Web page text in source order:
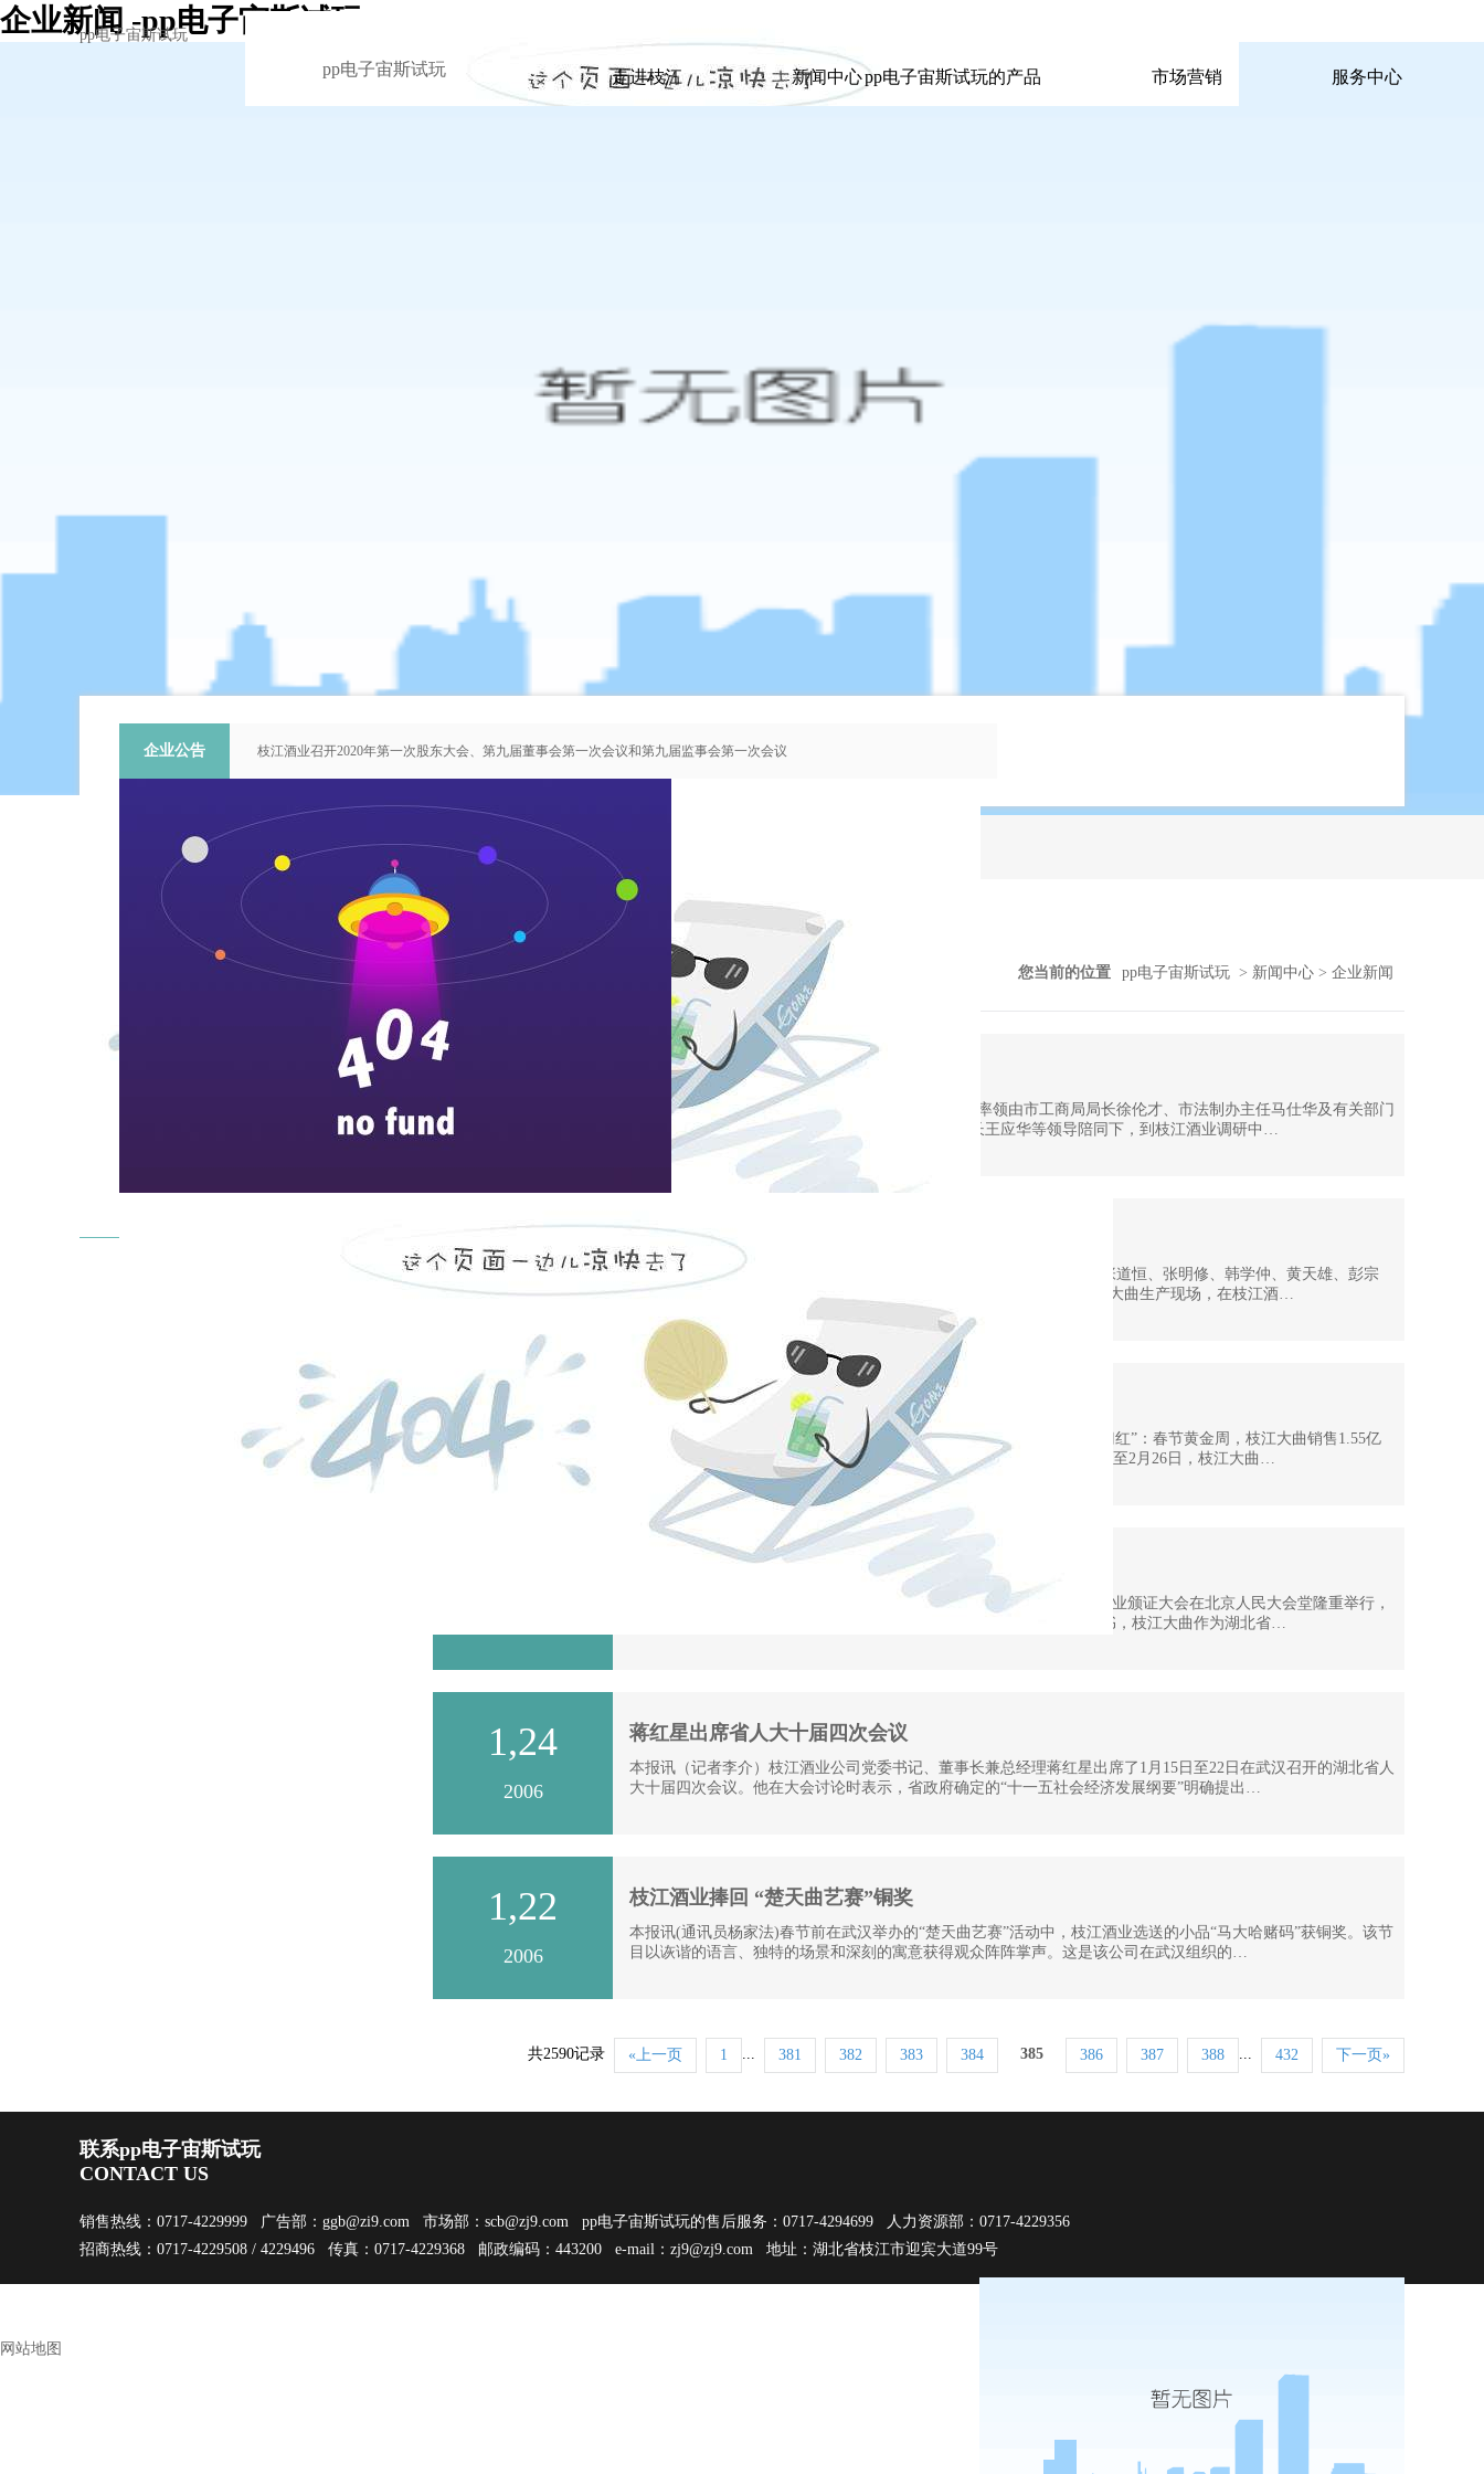
企业新闻 -pp电子宙斯试玩
pp电子宙斯试玩
pp电子宙斯试玩
走进枝江
新闻中心pp电子宙斯试玩的产品
市场营销
服务中心
企业公告
枝江酒业召开2020年第一次股东大会、第九届董事会第一次会议和第九届监事会第一次会议
枝江酒业召开2015年第一次股东大会、第七届董事会第一次会议和第七届监事会第一次会议
企业新闻
您当前的位置 pp电子宙斯试玩 > 新闻中心 > 企业新闻
张为民副市长到枝江酒业
本报讯(记者李介)2月16日下午,宜昌市副市长张为民率领由市工商局局长徐伦才、市法制办主任马仕华及有关部门
负责人组成的工作组，在枝江市市长黄金龙、副市长王应华等领导陪同下，到枝江酒业调研中…
2,11
2006
省政协财经委主任曾宪武考察枝江酒业
本报讯（记者张同）2月16日，省政协经济委员会主任曾宪武、副主任张道恒、张明修、韩学仲、黄天雄、彭宗
华、省酒业协会会长程业涛等一行考察了枝江酒业项目建设现场及枝江大曲生产现场，在枝江酒…
2,10
2006
丙戌旺旺春来早 枝江大曲喜盈门
本报讯（记者李介）年庆的鞭炮燃放甫定，枝江酒业新年开门喜见“开门红”：春节黄金周，枝江大曲销售1.55亿
元，入库锐金900万元，分别比去年同期增长12.75%、8.38%；至此，截至2月26日，枝江大曲…
枝江大曲获首批中国酒类质量认证
本报讯(通讯员余君蓉记者李介)1月18日，中国酒类质量认证首批获证企业颁证大会在北京人民大会堂隆重举行，
茅台、五粮液等全国29家酒类企业共计115个单元产品获得质量认证证书，枝江大曲作为湖北省…
1,24
2006
蒋红星出席省人大十届四次会议
本报讯（记者李介）枝江酒业公司党委书记、董事长兼总经理蒋红星出席了1月15日至22日在武汉召开的湖北省人
大十届四次会议。他在大会讨论时表示，省政府确定的“十一五社会经济发展纲要”明确提出…
1,22
2006
枝江酒业捧回 “楚天曲艺赛”铜奖
本报讯(通讯员杨家法)春节前在武汉举办的“楚天曲艺赛”活动中，枝江酒业选送的小品“马大哈赌码”获铜奖。该节
目以诙谐的语言、独特的场景和深刻的寓意获得观众阵阵掌声。这是该公司在武汉组织的…
共2590记录 «上一页 1 ... 381 382 383 384 385 386 387 388 ... 432 下一页»
联系pp电子宙斯试玩
CONTACT US
销售热线：0717-4229999 广告部： ggb@zi9.com 市场部： scb@zj9.com pp电子宙斯试玩的售后服务：0717-4294699 人力资源部：0717-4229356
招商热线：0717-4229508 / 4229496 传真：0717-4229368 邮政编码：443200 e-mail： zj9@zj9.com 地址：湖北省枝江市迎宾大道99号
网站地图